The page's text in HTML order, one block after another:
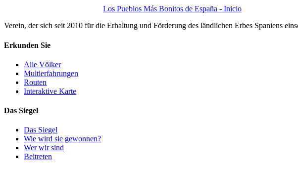
Los Pueblos Más Bonitos de España - Inicio
Verein, der sich seit 2010 für die Erhaltung und Förderung des ländlichen Erbes Spaniens
Erkunden Sie
Alle Völker
Multierfahrungen
Routen
Interaktive Karte
Das Siegel
Das Siegel
Wie wird sie gewonnen?
Wer wir sind
Beitreten